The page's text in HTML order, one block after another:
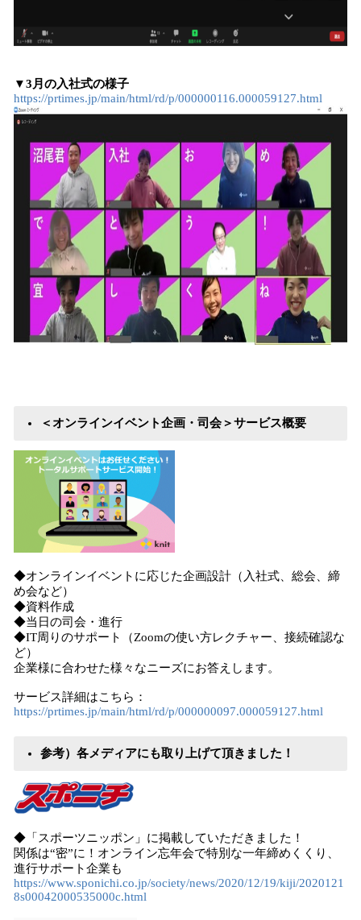
▼3月の入社式の様子
https://prtimes.jp/main/html/rd/p/000000116.000059127.html
＜オンラインイベント企画・司会＞サービス概要
◆オンラインイベントに応じた企画設計（入社式、総会、締
め会など）
◆資料作成
◆当日の司会・進行
◆IT周りのサポート（Zoomの使い方レクチャー、接続確認な
ど）
企業様に合わせた様々なニーズにお答えします。
サービス詳細はこちら：
https://prtimes.jp/main/html/rd/p/000000097.000059127.html
参考）各メディアにも取り上げて頂きました！
◆「スポーツニッポン」に掲載していただきました！
関係は“密”に！オンライン忘年会で特別な一年締めくくり、
進行サポート企業も
https://www.sponichi.co.jp/society/news/2020/12/19/kiji/2020121
8s00042000535000c.html